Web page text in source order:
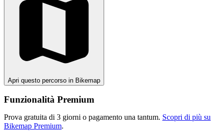
Apri questo percorso in Bikemap
Funzionalità Premium
Prova gratuita di 3 giorni o pagamento una tantum. Scopri di più su
Bikemap Premium.